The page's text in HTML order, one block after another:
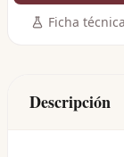
Ficha técnica
Descripción